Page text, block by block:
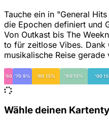
Tauche ein in "General
die Epochen definiert und
Von Outkast bis The
to für zeitlose Vibes. Dank
musikalische Reise
'60 '70 9% '80 13% '90 13% '00
Wähle deinen